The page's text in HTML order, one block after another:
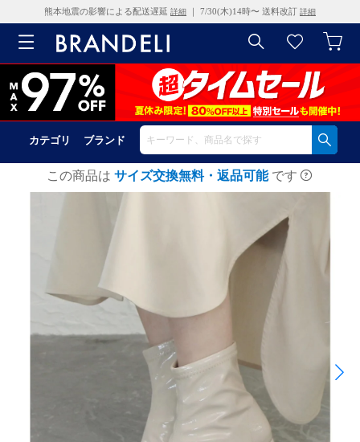
熊本地震の影響による配送遅延 詳細 ｜ 7/30(木)14時〜 送料改訂 詳細
カテゴリ ブランド
この商品は サイズ交換無料・返品可能 です